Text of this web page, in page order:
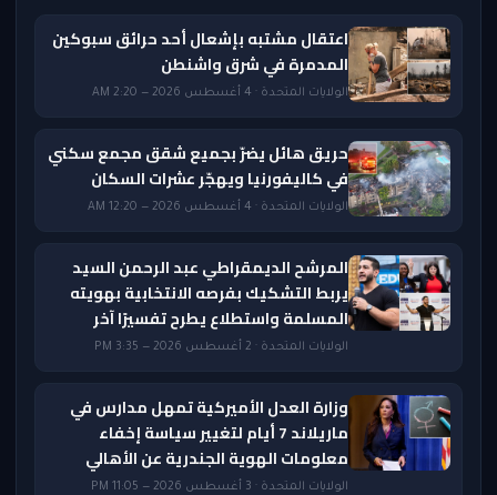
اعتقال مشتبه بإشعال أحد حرائق سبوكين
المدمرة في شرق واشنطن
الولايات المتحدة · 4 أغسطس 2026 — 2:20 AM
حريق هائل يضرّ بجميع شقق مجمع سكني
في كاليفورنيا ويهجّر عشرات السكان
الولايات المتحدة · 4 أغسطس 2026 — 12:20 AM
المرشح الديمقراطي عبد الرحمن السيد
يربط التشكيك بفرصه الانتخابية بهويته
المسلمة واستطلاع يطرح تفسيرًا آخر
الولايات المتحدة · 2 أغسطس 2026 — 3:35 PM
وزارة العدل الأميركية تمهل مدارس في
ماريلاند 7 أيام لتغيير سياسة إخفاء
معلومات الهوية الجندرية عن الأهالي
الولايات المتحدة · 3 أغسطس 2026 — 11:05 PM